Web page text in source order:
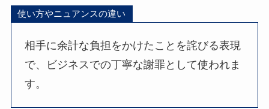
使い方やニュアンスの違い
相手に余計な負担をかけたことを詫びる表現
で、ビジネスでの丁寧な謝罪として使われま
す。